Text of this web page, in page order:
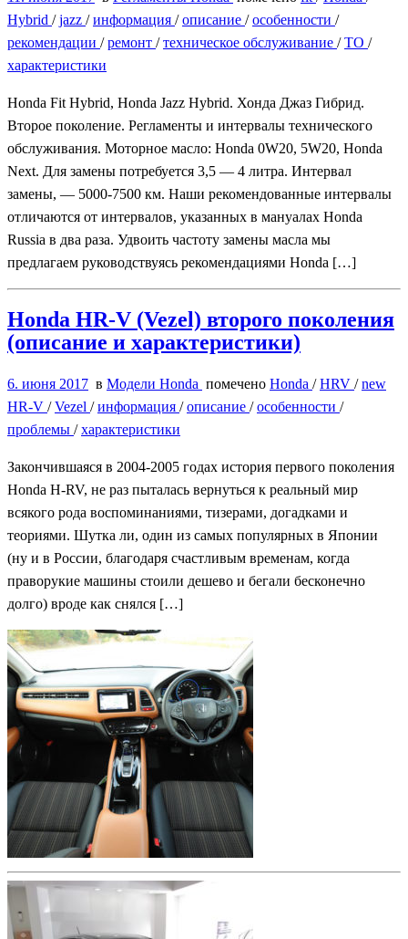
Hybrid /jazz /информация /описание /особенности /
рекомендации /ремонт /техническое обслуживание /ТО /
характеристики
Honda Fit Hybrid, Honda Jazz Hybrid. Хонда Джаз Гибрид.
Второе поколение. Регламенты и интервалы технического
обслуживания. Моторное масло: Honda 0W20, 5W20, Honda
Next. Для замены потребуется 3,5 — 4 литра. Интервал
замены, — 5000-7500 км. Наши рекомендованные интервалы
отличаются от интервалов, указанных в мануалах Honda
Russia в два раза. Удвоить частоту замены масла мы
предлагаем руководствуясь рекомендациями Honda […]
Honda HR-V (Vezel) второго поколения
(описание и характеристики)
6. июня 2017 в Модели Honda помечено Honda /HRV /new
HR-V /Vezel /информация /описание /особенности /
проблемы /характеристики
Закончившаяся в 2004-2005 годах история первого поколения
Honda H-RV, не раз пыталась вернуться к реальный мир
всякого рода воспоминаниями, тизерами, догадками и
теориями. Шутка ли, один из самых популярных в Японии
(ну и в России, благодаря счастливым временам, когда
праворукие машины стоили дешево и бегали бесконечно
долго) вроде как снялся […]